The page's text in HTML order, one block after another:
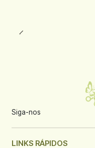
Siga-nos
LINKS RÁPIDOS